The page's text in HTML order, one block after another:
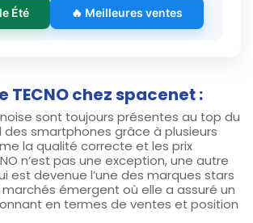
Été 🔥 Meilleures ventes
TECNO chez spacenet :
sont toujours présentes au top du
smartphones grâce à plusieurs
la qualité correcte et les prix
n’est pas une exception, une autre
est devenue l’une des marques stars
émergent où elle a assuré un
en termes de ventes et position